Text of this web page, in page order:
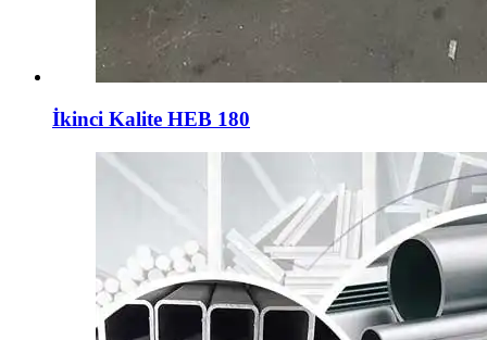
İkinci Kalite HEB 180